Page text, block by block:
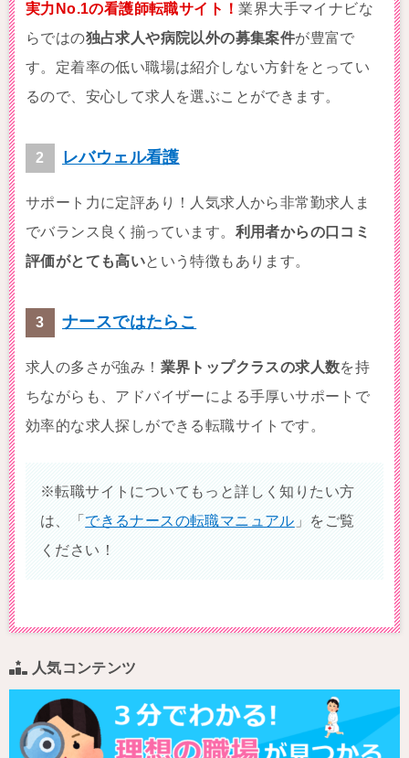
実力No.1の看護師転職サイト！業界大手マイナビな
らではの独占求人や病院以外の募集案件が豊富で
す。定着率の低い職場は紹介しない方針をとってい
るので、安心して求人を選ぶことができます。
レバウェル看護
サポート力に定評あり！人気求人から非常勤求人ま
でバランス良く揃っています。 利用者からの口コミ
評価がとても高いという特徴もあります。
ナースではたらこ
求人の多さが強み！ 業界トップクラスの求人数を持
ちながらも、アドバイザーによる手厚いサポートで
効率的な求人探しができる転職サイトです。
※転職サイトについてもっと詳しく知りたい方
は、「できるナースの転職マニュアル 」をご覧
ください！
人気コンテンツ